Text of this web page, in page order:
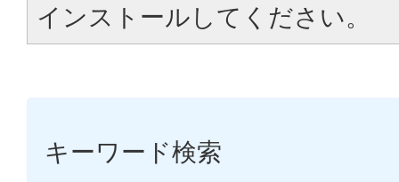
インストールしてください。
キーワード検索